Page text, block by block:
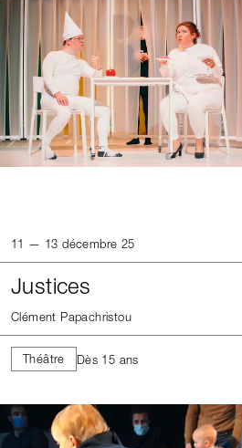
11 — 13 décembre 25
Justices
Clément Papachristou
Théâtre Dès 15 ans